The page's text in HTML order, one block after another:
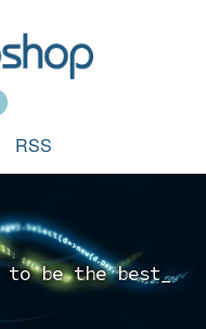
RSS
to be the best_